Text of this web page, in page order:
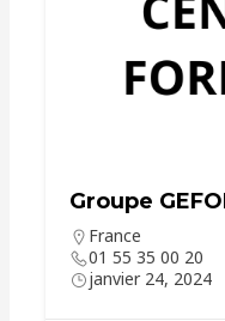
Groupe
France
01 55 35 00 20
janvier 24, 2024